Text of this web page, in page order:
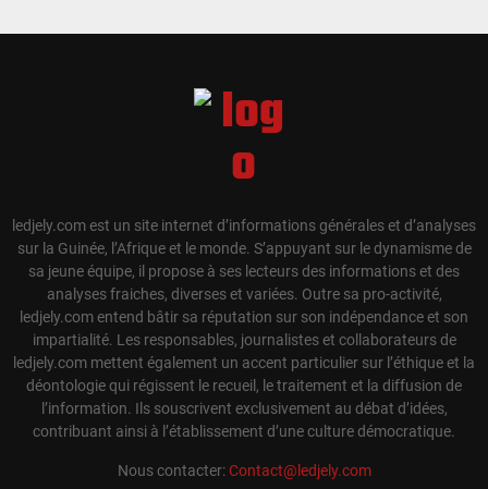
ledjely.com est un site internet d’informations générales et d’analyses
sur la Guinée, l’Afrique et le monde. S’appuyant sur le dynamisme de
sa jeune équipe, il propose à ses lecteurs des informations et des
analyses fraiches, diverses et variées. Outre sa pro-activité,
ledjely.com entend bâtir sa réputation sur son indépendance et son
impartialité. Les responsables, journalistes et collaborateurs de
ledjely.com mettent également un accent particulier sur l’éthique et la
déontologie qui régissent le recueil, le traitement et la diffusion de
l’information. Ils souscrivent exclusivement au débat d’idées,
contribuant ainsi à l’établissement d’une culture démocratique.
Nous contacter:Contact@ledjely.com